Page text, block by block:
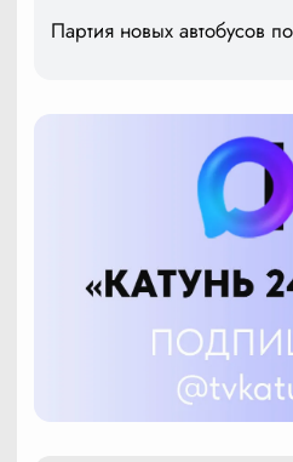
Партия новых автобусов